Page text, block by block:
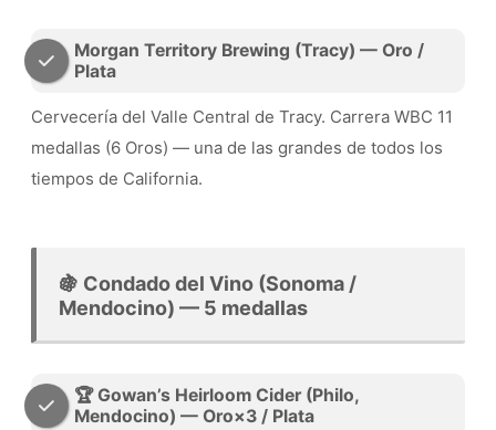
Morgan Territory Brewing (Tracy) — Oro /
Plata
Cervecería del Valle Central de Tracy. Carrera WBC 11
medallas (6 Oros) — una de las grandes de todos los
tiempos de California.
🍇 Condado del Vino (Sonoma /
Mendocino) — 5 medallas
🏆 Gowan’s Heirloom Cider (Philo,
Mendocino) — Oro×3 / Plata